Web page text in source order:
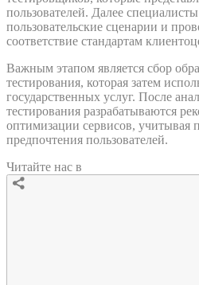
пользователей. Далее
пользовательские сценарии и
соответствие стандартам
Важным этапом является сбор
тестирования, которая затем
государственных услуг. После
тестирования разрабатываются
оптимизации сервисов, учитывая
предпочтения пользователей.
Читайте нас в